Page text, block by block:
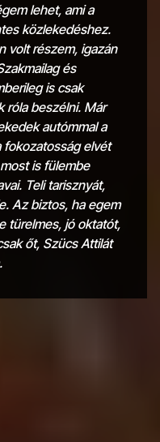
lehet, ami a
közlekedéshez.
volt részem, igazán
és
is csak
róla beszélni. Már
autómmal a
fokozatosság elvét
is fülembe
Teli tarisznyát,
Az biztos, ha egem
türelmes, jó oktatót,
őt, Szücs Attilát